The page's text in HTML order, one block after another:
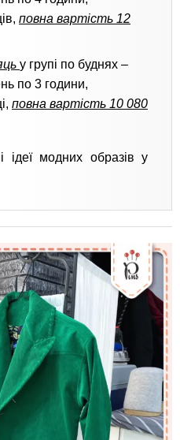
повна вартість 12
у групі по буднях –
по 3 години,
повна вартість 10 080
ідеї модних образів у